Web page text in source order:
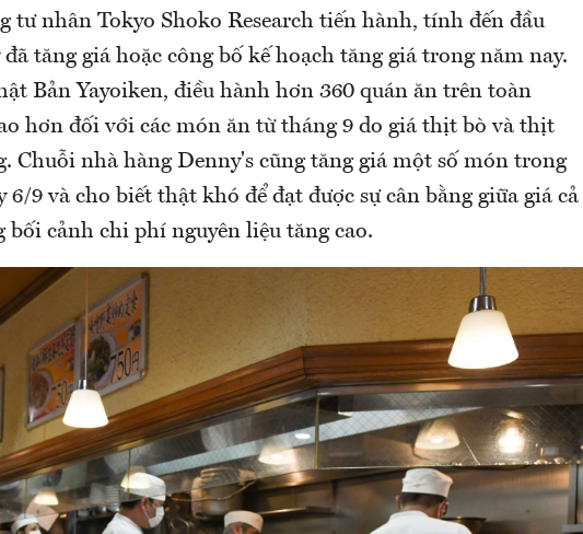
tư nhân Tokyo Shoko Research tiến hành, tính đến đầu
tăng giá hoặc công bố kế hoạch tăng giá trong năm nay.
Bản Yayoiken, điều hành hơn 360 quán ăn trên toàn
hơn đối với các món ăn từ tháng 9 do giá thịt bò và thịt
Chuỗi nhà hàng Denny's cũng tăng giá một số món trong
6/9 và cho biết thật khó để đạt được sự cân bằng giữa giá cả
bối cảnh chi phí nguyên liệu tăng cao.